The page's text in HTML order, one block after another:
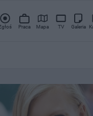
Praca Mapa TV Galeria